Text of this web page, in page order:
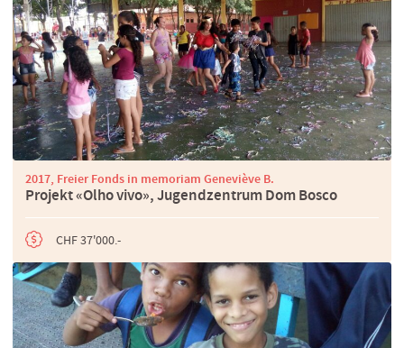
2017, Freier Fonds in memoriam Geneviève B.
Projekt «Olho vivo», Jugendzentrum Dom Bosco
CHF 37'000.-